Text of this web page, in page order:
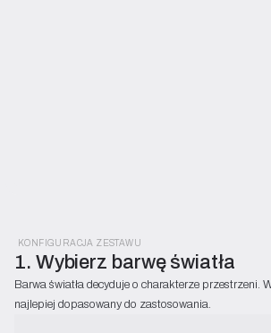
KONFIGURACJA ZESTAWU
1. Wybierz barwę światła
Barwa światła decyduje o charakterze przestrzeni.
najlepiej dopasowany do zastosowania.